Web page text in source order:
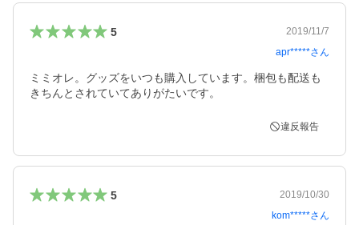
5
2019/11/7
apr*****さん
ミミオレ。グッズをいつも購入しています。梱包も配送も
きちんとされていてありがたいです。
違反報告
5
2019/10/30
kom*****さん